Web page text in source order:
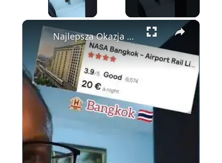
Najlepsza Okazja Hotelowa przy Lotnisku w Bangkoku? 🏨 Recenzja NASA Hotel za 22$!